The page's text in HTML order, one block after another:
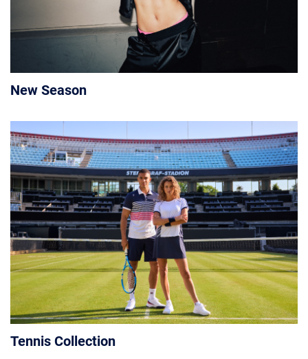
New Season
Tennis Collection